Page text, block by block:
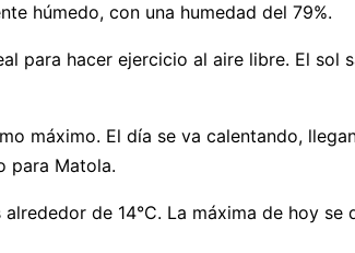
húmedo, con una humedad del 79%.
para hacer ejercicio al aire libre. El sol
máximo. El día se va calentando,
para Matola.
de 14°C. La máxima de hoy se